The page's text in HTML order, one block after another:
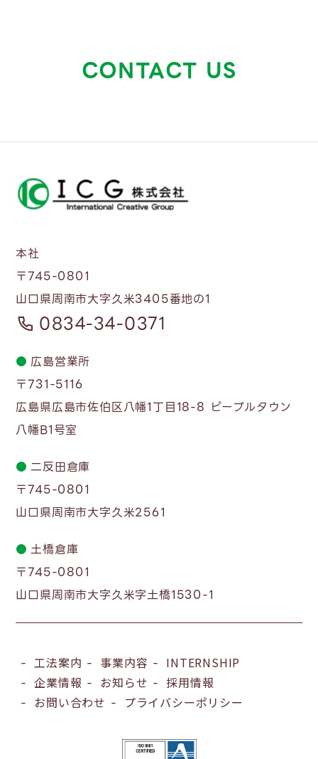
CONTACT US
本社
〒745-0801
山口県周南市大字久米3405番地の1
0834-34-0371
● 広島営業所
〒731-5116
広島県広島市佐伯区八幡1丁目18-8 ピープルタウン
八幡B1号室
● 二反田倉庫
〒745-0801
山口県周南市大字久米2561
● 土橋倉庫
〒745-0801
山口県周南市大字久米字土橋1530-1
工法案内 事業内容
INTERNSHIP
企業情報
お知らせ
採用情報
お問い合わせ
プライバシーポリシー